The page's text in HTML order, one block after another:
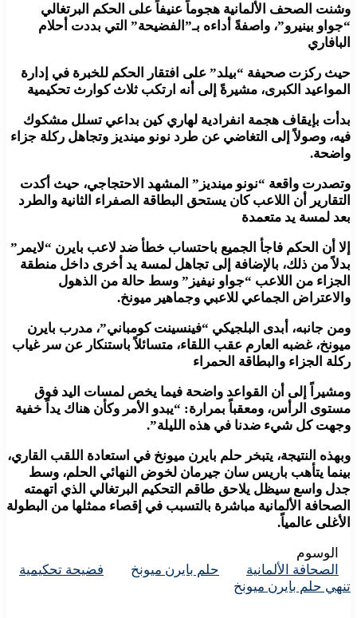
وشنت الصحف الألمانية هجوماً عنيفاً على الحكم البرتغالي
“جواو بينيرو”، واصفةً أداءه بـ”الفضيحة” التي بددت أحلام
البافاري
حيث ركزت صحيفة “بيلد” على افتقار الحكم للخبرة في إدارة
المواعيد الكبرى، مشيرةً إلى أنه ارتكب ثلاث كوارث تحكيمية
بدأت بإيقاف هجمة انفرادية لهاري كين بداعي تسلل مشكوك
فيه، وصولاً إلى التغاضي عن طرد نونو مينديز وتجاهل ركلة جزاء
واضحة.
وتصدرت واقعة “نونو مينديز” المشهد الاحتجاجي، حيث أكدت
التقارير أن اللاعب كان يستحق البطاقة الصفراء الثانية والطرد
بعد لمسة يد متعمدة
إلا أن الحكم فاجأ الجميع باحتساب خطأ ضد لاعب بايرن “لايمر”
بدلاً من ذلك، بالإضافة إلى تجاهل لمسة يد أخرى داخل منطقة
الجزاء من اللاعب “جواو نيفيز” وسط حالة من الذهول
والاعتراض الجماعي للاعبي وجماهير ميونخ.
ومن جانبه، أبدى البلجيكي “فينسينت كومباني”، مدرب بايرن
ميونخ، غضبه العارم عقب اللقاء، متسائلاً باستنكار عن سر غياب
ركلة الجزاء والبطاقة الحمراء
ومشيراً إلى أن القواعد واضحة فيما يخص لمسات اليد فوق
مستوى الرأس، ومعقباً بمرارة: “يبدو الأمر وكأن هناك يداً خفية
وجهت كل شيء ضدنا في هذه الليلة”.
وبهذه النتيجة، يتبخر حلم بايرن ميونخ في استعادة اللقب القاري،
بينما يتأهب باريس سان جيرمان لخوض النهائي الحلم، وسط
جدل واسع سيظل يلاحق طاقم التحكيم البرتغالي الذي اتهمته
الصحافة الألمانية مباشرة بالتسبب في إقصاء ممثلها من البطولة
الأغلى عالمياً.
الوسوم
الصحافة الألمانية
حلم بايرن ميونخ
فضيحة تحكيمية
تنهي حلم بايرن ميونخ